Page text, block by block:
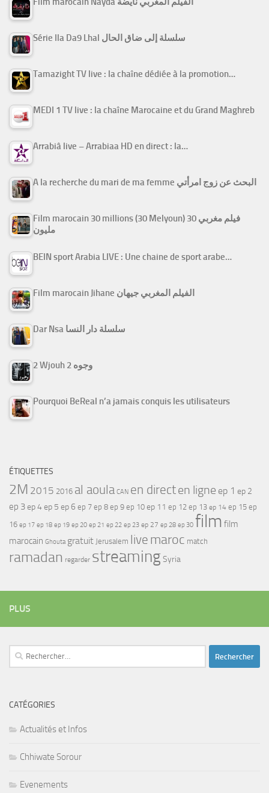
Série Ila Da9 Lhal سلسلة إلى ضاق الحال
Tamazight TV live : la chaîne dédiée à la promotion…
MEDI 1 TV live : la chaîne Marocaine et du Grand Maghreb
Arrabiâ live – Arrabiaa HD en direct : la…
A la recherche du mari de ma femme البحث عن زوج امرأتي
Film marocain 30 millions (30 Melyoun) فيلم مغربي 30
مليون
BEIN sport Arabia LIVE : Une chaine de sport arabe…
Film marocain Jihane الفيلم المغربي جيهان
Dar Nsa سلسلة دار النسا
2 Wjouh 2 وجوه
Pourquoi BeReal n’a jamais conquis les utilisateurs
ÉTIQUETTES
2M 2015 2016 al aoula CAN en directen ligne ep 1 ep 2
ep 3ep 4ep 5 ep 6 ep 7 ep 8 ep 9 ep 10 ep 11 ep 12 ep 13 ep 14 ep 15 ep
16 ep 17 ep 18 ep 19 ep 20 ep 21 ep 22 ep 23 ep 27 ep 28 ep 30 film film
marocain Ghouta gratuit Jerusalem live maroc match
ramadan regarder streamingSyria
PLUS
Rechercher :
CATÉGORIES
Actualités et Infos
Chhiwate Sorour
Evenements